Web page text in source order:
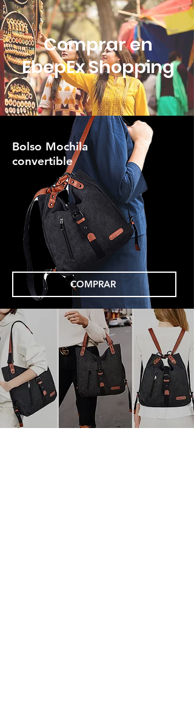
Comprar en
EbepEx Shopping
Bolso Mochila
convertible
COMPRAR